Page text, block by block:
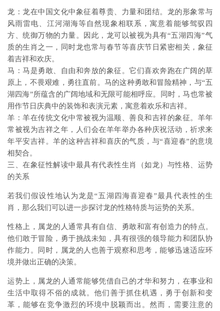
龙：龙在中国文化中象征着尊贵、力量和团结。龙的形象常与
风雨雷电、江河湖海等自然现象相联系，寓意着能够驾驭四
方、统御万物的力量。因此，龙可以被视为具有“五湖四海”气
质的生肖之一，同时龙也常与春节等喜庆节日紧密相关，象征
着吉祥和欢庆。
马：马是勇敢、自由和奔放的象征。它们喜欢奔跑在广阔的草
原上，不畏艰难，勇往直前。马的这种勇敢和冒险精神，与“五
湖四海”所蕴含的广阔地域和无限可能相呼应。同时，马也常被
用作节日庆典中的装饰和表演元素，寓意着欢乐和吉祥。
羊：羊在传统文化中常被视为温顺、善良和吉祥的象征。羊年
常被视为吉祥之年，人们会在羊年举办各种庆祝活动，祈求来
年平安吉祥。羊的这种吉祥和喜庆的气质，与“喜迎春”的意境
相契合。
三、在象征性解读中最具有代表性生肖（如龙）与性格、运势
的关系
若我们假设性地认为龙是“五湖四海喜迎春”最具代表性的生
肖，那么我们可以进一步探讨龙的性格特质与运势的关系。
性格上，属龙的人通常具有自信、勇敢和富有创造力的特点。
他们敢于冒险，勇于挑战未知，具有很强的领导能力和团队协
作能力。同时，属龙的人也善于观察和思考，能够迅速适应环
境并做出正确的决策。
运势上，属龙的人通常能够凭借自己的才华和努力，在事业和
生活中取得不俗的成就。他们善于抓住机遇，勇于创新和变
革，能够在竞争激烈的环境中脱颖而出。然而，需要注意的